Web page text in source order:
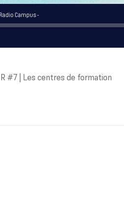
Campus -
#7 | Les centres de formation